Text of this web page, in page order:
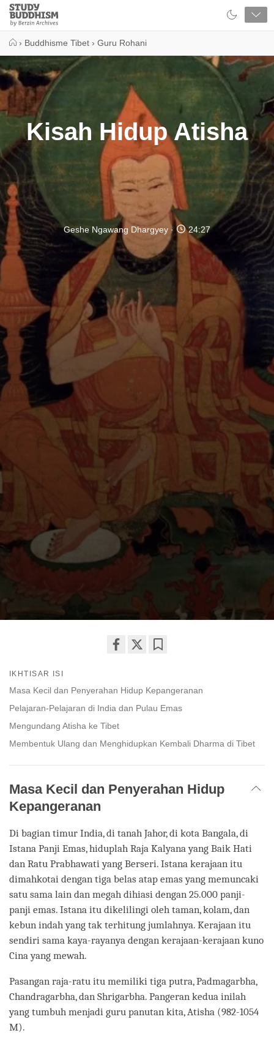
Close
Study
Buddhism
› Buddhisme Tibet › Guru Rohani
Kisah Hidup Atisha
Geshe Ngawang Dhargyey 24:27
facebook
IKHTISAR ISI
Masa Kecil dan Penyerahan Hidup Kepangeranan
Pelajaran-Pelajaran di India dan Pulau Emas
Mengundang Atisha ke Tibet
Membentuk Ulang dan Menghidupkan Kembali Dharma di Tibet
Masa Kecil dan Penyerahan Hidup
Kepangeranan
Di bagian timur India, di tanah Jahor, di kota Bangala, di
Istana Panji Emas, hiduplah Raja Kalyana yang Baik Hati
dan Ratu Prabhawati yang Berseri. Istana kerajaan itu
dimahkotai dengan tiga belas atap emas yang memuncaki
satu sama lain dan megah dihiasi dengan 25.000 panji-
panji emas. Istana itu dikelilingi oleh taman, kolam, dan
kebun indah yang tak terhitung jumlahnya. Kerajaan itu
sendiri sama kaya-rayanya dengan kerajaan-kerajaan kuno
Cina yang mewah.
Pasangan raja-ratu itu memiliki tiga putra, Padmagarbha,
Chandragarbha, dan Shrigarbha. Pangeran kedua inilah
yang tumbuh menjadi guru panutan kita, Atisha (982-1054
M).